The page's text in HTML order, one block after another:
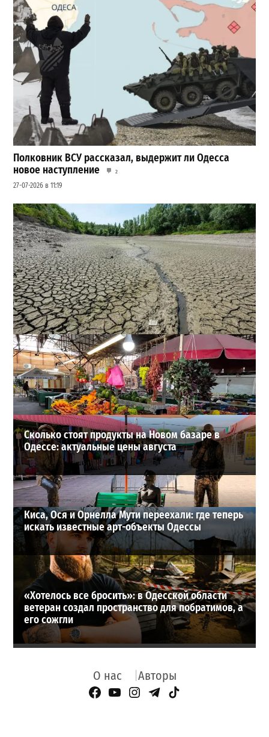
Полковник ВСУ рассказал, выдержит ли Одесса
новое наступление
2
27-07-2026 в 11:19
Днестр рекордно обмелел: одесситов просят срочно
экономить воду
2
29-07-2026 в 19:28
ВИБОР РЕДАКЦИИ
Сколько стоят продукты на Новом базаре в
Одессе: актуальные цены августа
Киса, Ося и Орнелла Мути переехали: где теперь
искать известные арт-объекты Одессы
«Хотелось все бросить»: в Одесской области
ветеран создал пространство для побратимов, а
его сожгли
О нас Авторы
Facebook Page
YouTube
Instagram
Telegram
TikTok